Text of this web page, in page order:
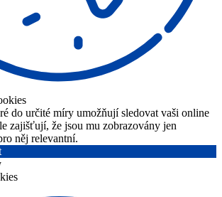
do určité míry umožňují sledovat vaši online
zajišťují, že jsou mu zobrazovány jen
něj relevantní.